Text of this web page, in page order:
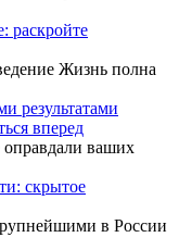
раскройте
Жизнь полна
результатами
вперед
оправдали ваших
скрытое
в России